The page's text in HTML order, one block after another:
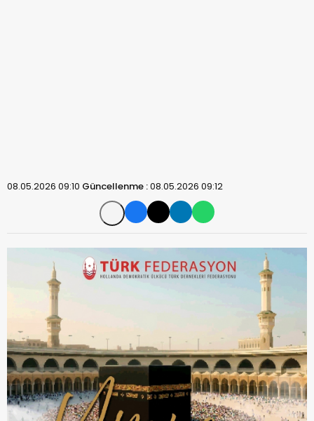
08.05.2026 09:10 Güncellenme :08.05.2026 09:12